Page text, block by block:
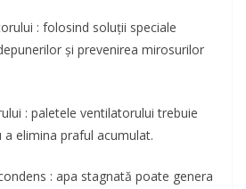
: folosind soluții speciale
și prevenirea mirosurilor
: paletele ventilatorului trebuie
elimina praful acumulat.
: apa stagnată poate genera